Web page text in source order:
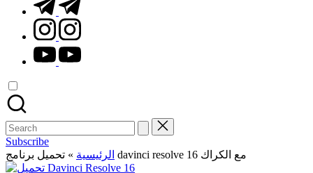
instagram.com
youtube.com
Search
for:
Subscribe
الرئيسية » تحميل برنامج davinci resolve 16 مع الكراك